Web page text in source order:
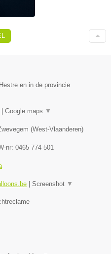
en in de provincie
Google maps ▼
(West-Vlaanderen)
nr: 0465 774 501
Screenshot ▼